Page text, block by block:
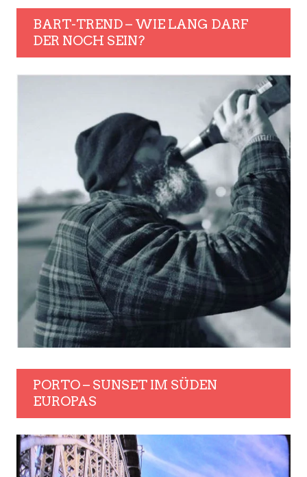
BART-TREND – WIE LANG DARF
DER NOCH SEIN?
PORTO – SUNSET IM SÜDEN
EUROPAS